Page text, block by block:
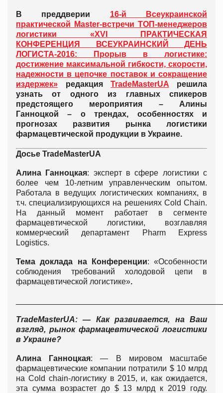
В преддверии 16-й Всеукраинской
практической Master-встречи ТОП-менеджеров
логистики «XVI ПРАКТИЧЕСКАЯ
КОНФЕРЕНЦИЯ ВСЕУКРАИНСКИЙ ДЕНЬ
ЛОГИСТА-2016: Прорыв в логистике:
достижение максимальной гибкости, скорости,
надежности в цепочке поставок и сокращение
издержек» редакцияTradeMasterUA решила
узнать от одного из главных спикеров
предстоящего мероприятия – Алины
Ганноцкой – о трендах, особенностях и
прогнозах развития рынка логистики
фармацевтической продукции в Украине.
Досье TradeMasterUA
Алина Ганноцкая: эксперт в сфере логистики с
более чем 10-летним управленческим опытом.
Работала в ведущих логистических компаниях, в
т.ч. специализирующихся на решениях Cold Chain.
На данный момент работает в сегменте
фармацевтической логистики, возглавляя
коммерческий департамент Pharm Express
Logistics.
Тема доклада на Конференции: «Особенности
соблюдения требований холодовой цепи в
фармацевтической логистике».
TradeMasterUA: — Как развивается, на Ваш
взгляд, рынок фармацевтической логистики
в Украине?
Алина Ганноцкая: — В мировом масштабе
фармацевтические компании потратили $ 10 млрд
на Cold chain-логистику в 2015, и, как ожидается,
эта сумма возрастет до $ 13 млрд к 2019 году.